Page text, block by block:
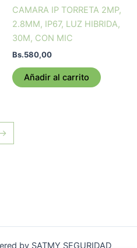
CAMARA IP TORRETA 2MP,
2.8MM, IP67, LUZ HIBRIDA,
30M, CON MIC
Bs.580,00
Añadir al carrito
→
by SATMY SEGURIDAD